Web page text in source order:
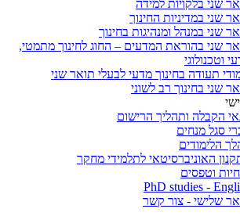
שני בלקויות למידה
שני במדיניות החינוך
שני במנהל ומנהיגות בחינוך
שני בהוראת המדעים – החוג לחינוך מתמטי,
וטכנולוגי
תעודה בחינוך מדעי לבעלי תואר שני
שני בחינוך רב לשוני
הקבלה ותהליך הרישום
סגל מנחים
הלימודים
האוניברסיטאי לתלמידי מחקר
וטפסים
PhD studies -
שלישי - צור קשר